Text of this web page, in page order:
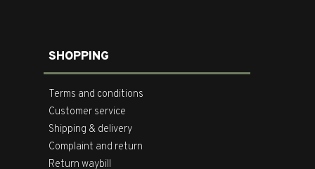
SHOPPING
Terms and conditions
Customer service
Shipping & delivery
Complaint and return
Return waybill